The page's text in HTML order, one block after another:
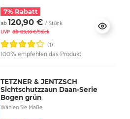
7% Rabatt
ab120,90 € / Stück
UVP ab129,99 €/Stück
(1)
100% empfehlen das Produkt
TETZNER & JENTZSCH
Sichtschutzzaun Daan-Serie
Bogen grün
Wählen Sie Maße